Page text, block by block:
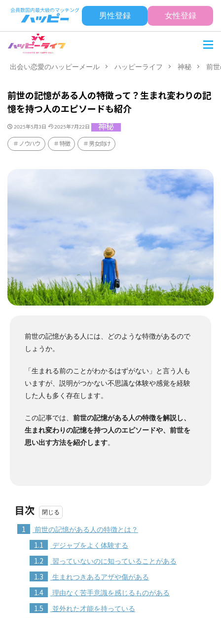
男性登録 女性登録
出会い恋愛のハッピーメール ハッピーライフ 神秘 前
前世の記憶がある人の特徴って？生まれ変わりの記
憶を持つ人のエピソードも紹介
2025年5月3日 2025年7月22日 神秘
ノウハウ 特徴 男女向け
前世の記憶がある人には、どのような特徴があるので
しょうか。
「生まれる前のことがわかるはずがない」と言う人も
いますが、説明がつかない不思議な体験や感覚を経験
した人も多く存在します。
この記事では、 前世の記憶がある人の特徴を解説し、
生まれ変わりの記憶を持つ人のエピソードや、前世を
思い出す方法を紹介します。
目次
1 前世の記憶がある人の特徴とは？
1.1 デジャブをよく体験する
1.2 習っていないのに知っていることがある
1.3 生まれつきあるアザや傷がある
1.4 理由なく苦手意識を感じるものがある
1.5 並外れた才能を持っている